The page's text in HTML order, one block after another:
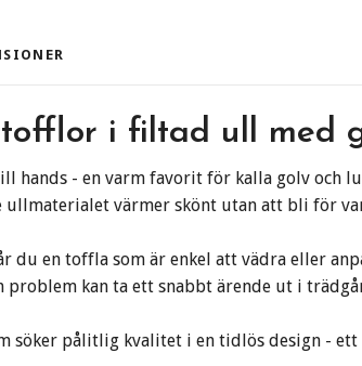
i filtad ull med
hands - en varm favorit för kalla golv och
värmer skönt utan att bli för
du en toffla som är enkel att vädra eller
kan ta ett snabbt ärende ut i
pålitlig kvalitet i en tidlös design -